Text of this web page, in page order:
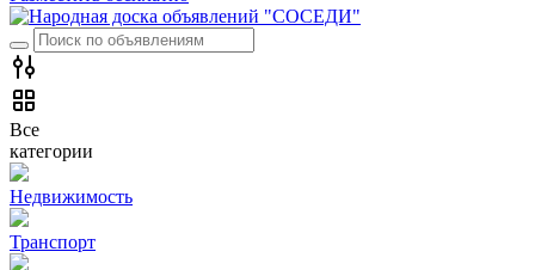
Все
категории
Недвижимость
Транспорт